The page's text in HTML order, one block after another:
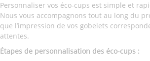
Personnaliser vos éco-cups est simple et
Nous vous accompagnons tout au long du
que l’impression de vos gobelets
attentes.
Étapes de personnalisation des éco-cups :